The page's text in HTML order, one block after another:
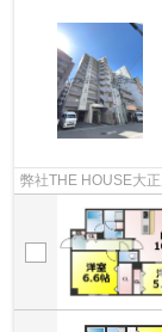
弊社THE HOUSE大